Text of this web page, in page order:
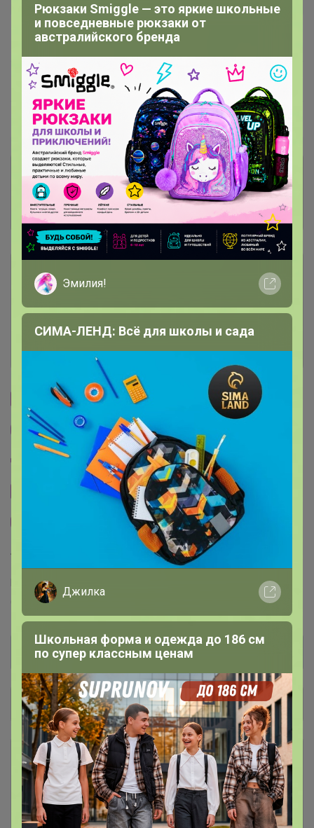
Общий каталог
Распродажа "Arel", By Bone
ТУРЦИЯ
103
Распродажа черной линейки P.L.
Proff Cuisine
100
В архиве
Ожидание ~ 14 дней
Пристрой 1 лот
Комментарии к лотам 1.5K
Отзывы участников 3.9K
Условия участия
Ключевые даты
История проведённых выкупов
Cтраничка организатора
Другие СП организатора Glamkat
Пристрой организатора Glamkat
Сайт закупки
Прайсы поставщика
Торговые марки
P.L. Proff Cuisine™
Chef&Sommelier™
Рюкзаки Smiggle — это яркие школьные
и повседневные рюкзаки от
австралийского бренда
Эмилия!
СИМА-ЛЕНД: Всё для школы и сада
Джилка
Школьная форма и одежда до 186 см
по супер классным ценам